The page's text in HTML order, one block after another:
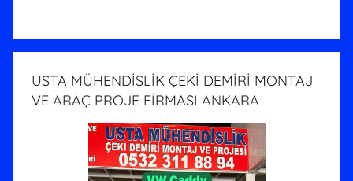
USTA MÜHENDİSLİK ÇEKİ DEMİRİ MONTAJ
VE ARAÇ PROJE FİRMASI ANKARA